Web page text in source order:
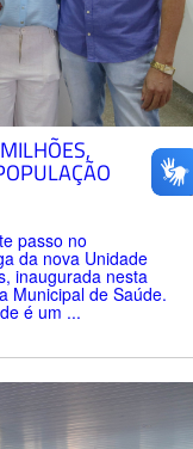
passo no
da nova Unidade
inaugurada nesta
Municipal de Saúde.
é um ...